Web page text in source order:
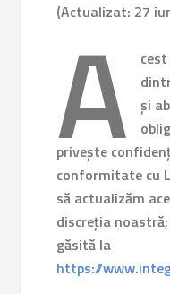
(Actualizat: 27
A
și
privește
conformitate cu
să actualizăm
discreția
găsită la
https://